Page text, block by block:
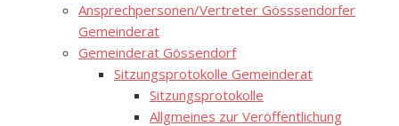
Ansprechpersonen/Vertreter Gösssendorfer
Gemeinderat
Gemeinderat Gössendorf
Sitzungsprotokolle Gemeinderat
Sitzungsprotokolle
Allgmeines zur Veröffentlichung